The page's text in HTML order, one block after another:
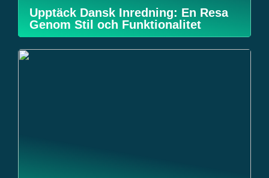
Upptäck Dansk Inredning: En Resa
Genom Stil och Funktionalitet